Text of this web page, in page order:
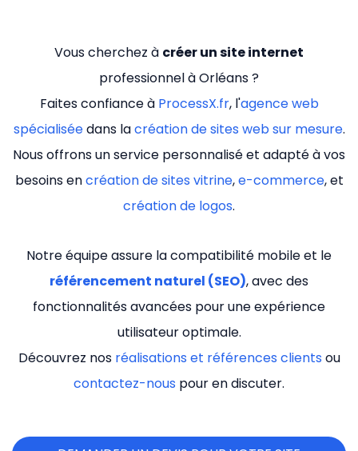
Vous cherchez à créer un site internet
professionnel à Orléans ?
Faites confiance à ProcessX.fr, l'agence web
spécialiséedans lacréation de sites web sur mesure.
Nous offrons un service personnalisé et adapté à vos
besoins encréation de sites vitrine,e-commerce, et
création de logos.
Notre équipe assure la compatibilité mobile et le
référencement naturel (SEO), avec des
fonctionnalités avancées pour une expérience
utilisateur optimale.
Découvrez nos réalisations et références clients ou
contactez-nous pour en discuter.